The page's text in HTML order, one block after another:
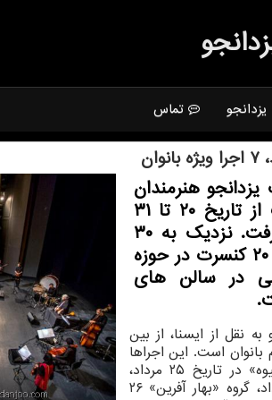
تماس
هنرمندان
موسیقی در سبك های مختلف از تاریخ ۲۰ تا ۳۱
مرداد به روی صحنه خواهند رفت. نزدیك به ۳۰
كنسرت در حوزه پاپ و بیشتر از ۲۰ كنسرت در حوزه
در سالن های
نقل از ایسنا، از بین
است. این اجراها
شامل كنسرت گروه هایی همچون «كالیوه» در تاریخ ۲۵ مرداد،
«كوك ماه» و «گروه مستور» در ۲۴ مرداد، گروه «بهار آفرین» ۲۶